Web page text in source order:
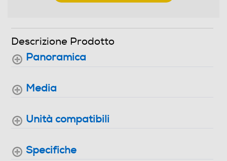
Descrizione Prodotto
Panoramica
Media
Unità compatibili
Specifiche